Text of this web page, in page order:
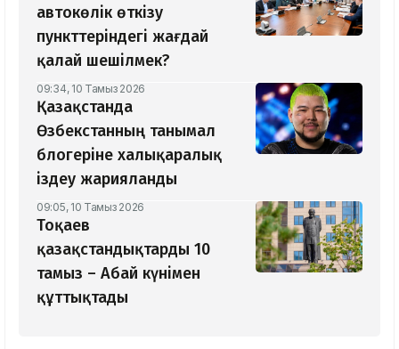
автокөлік өткізу
пункттеріндегі жағдай
қалай шешілмек?
09:34, 10 Тамыз 2026
Қазақстанда
Өзбекстанның танымал
блогеріне халықаралық
іздеу жарияланды
09:05, 10 Тамыз 2026
Тоқаев
қазақстандықтарды 10
тамыз – Абай күнімен
құттықтады